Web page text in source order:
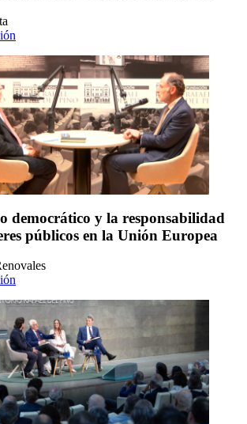
democrático y la responsabilidad
públicos en la Unión Europea